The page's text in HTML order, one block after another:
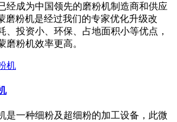
经成为中国领先的磨粉机制造商和供应
磨粉机是经过我们的专家优化升级改
、投资小、环保、占地面积小等优点，
磨粉机效率更高。
是一种细粉及超细粉的加工设备，此微